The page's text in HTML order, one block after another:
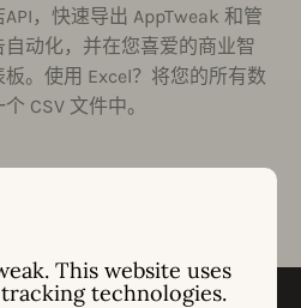
This website uses
technologies.
，快速导出 AppTweak 和管
动化，并在您喜爱的商业智
。使用 Excel？将您的所有数
CSV 文件中。